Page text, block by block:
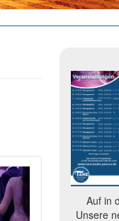
Auf in
Unsere